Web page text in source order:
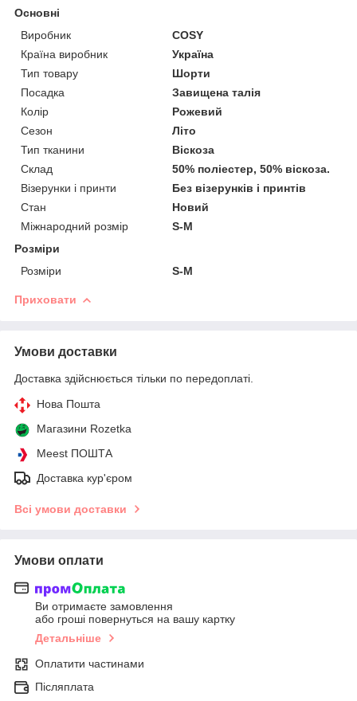
Основні
Виробник
COSY
Країна виробник
Україна
Тип товару
Шорти
Посадка
Завищена талія
Колір
Рожевий
Сезон
Літо
Тип тканини
Віскоза
Склад
50% поліестер, 50% віскоза.
Візерунки і принти
Без візерунків і принтів
Стан
Новий
Міжнародний розмір
S-M
Розміри
Розміри
S-M
Приховати
Умови доставки
Доставка здійснюється тільки по передоплаті.
Нова Пошта
Магазини Rozetka
Meest ПОШТА
Доставка кур'єром
Всі умови доставки
Умови оплати
Ви отримаєте замовлення
або гроші повернуться на вашу картку
Детальніше
Оплатити частинами
Післяплата